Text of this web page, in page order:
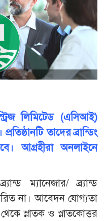
লিমিটেড (এসিআই)
তাদের ব্রান্ডিং
আগ্রহীরা অনলাইনে
ম্যানেজার/ ব্র্যান্ড
না। আবেদন যোগ্যতা
স্নাতক ও স্নাতকোত্তর